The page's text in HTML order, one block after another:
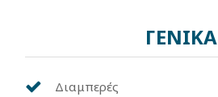
ΓΕΝΙΚΑ
Διαμπερές